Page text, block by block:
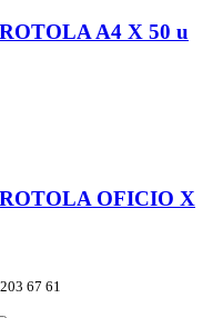
A4 X 50 u
OFICIO X
67 61